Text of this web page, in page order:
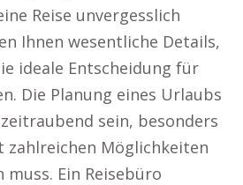
Reise unvergesslich
Ihnen wesentliche Details,
ideale Entscheidung für
Die Planung eines Urlaubs
sein, besonders
zahlreichen Möglichkeiten
Ein Reisebüro